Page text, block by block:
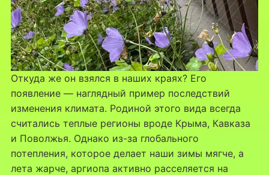
Откуда же он взялся в наших краях? Его
появление — наглядный пример последствий
изменения климата. Родиной этого вида всегда
считались теплые регионы вроде Крыма, Кавказа
и Поволжья. Однако из-за глобального
потепления, которое делает наши зимы мягче, а
лета жарче, аргиопа активно расселяется на